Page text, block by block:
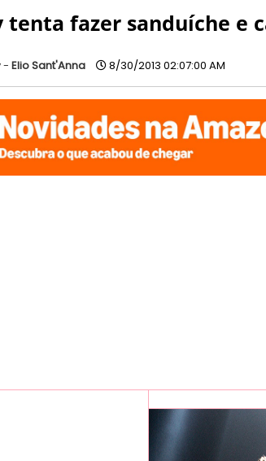
tenta fazer sanduíche e
Elio Sant'Anna 8/30/2013 02:07:00 AM